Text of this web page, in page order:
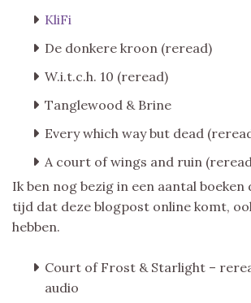
KliFi
De donkere kroon (reread)
W.i.t.c.h. 10 (reread)
Tanglewood & Brine
Every which way but dead
A court of wings and ruin
Ik ben nog bezig in een aantal boeken
tijd dat deze blogpost online komt,
hebben.
Court of Frost & Starlight –
audio